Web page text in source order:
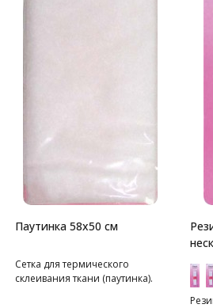
Паутинка 58х50 см
Сетка для термического
склеивания ткани (паутинка).